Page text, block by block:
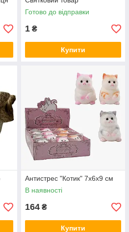
Готово до відправки
1 ₴
Купити
Антистрес "Котик" 7х6х9 см
В наявності
164 ₴
Купити